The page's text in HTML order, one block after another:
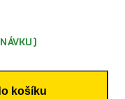
košíku